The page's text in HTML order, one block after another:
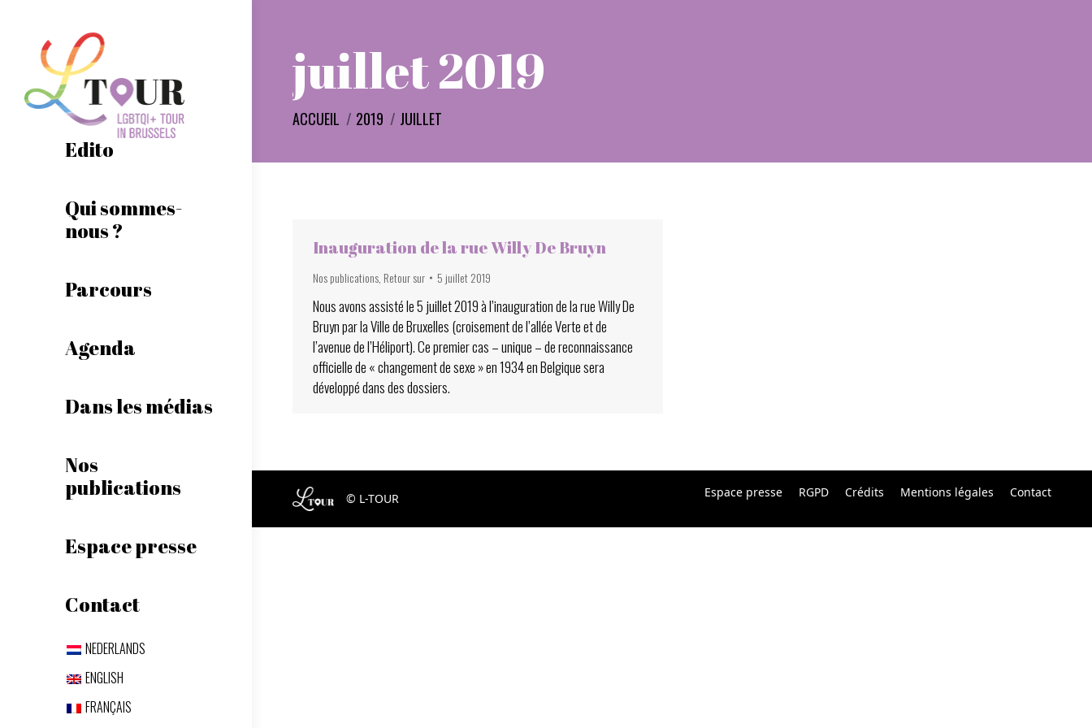
Edito
Qui sommes-
nous ?
Parcours
Agenda
Dans les médias
Nos
publications
Espace presse
Contact
NEDERLANDS
ENGLISH
FRANÇAIS
juillet 2019
Vous êtes ici :
ACCUEIL 2019 JUILLET
Inauguration de la rue Willy De Bruyn
Nos publications Retour sur 5 juillet 2019
Nous avons assisté le 5 juillet 2019 à l’inauguration de la rue Willy De
Bruyn par la Ville de Bruxelles (croisement de l’allée Verte et de
l’avenue de l’Héliport). Ce premier cas – unique – de reconnaissance
officielle de « changement de sexe » en 1934 en Belgique sera
développé dans des dossiers.
© L-TOUR Espace presse RGPD Crédits Mentions légales Contact